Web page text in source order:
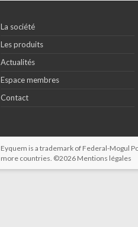
La société
Les produits
Actualités
Espace membres
Contact
Eyquem is a trademark of Federal-Mogul
more countries. ©2026 Mentions légales